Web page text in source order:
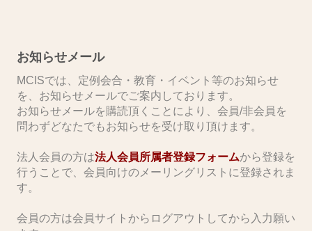
お知らせメール
MCISでは、定例会合・教育・イベント等のお知らせ
を、お知らせメールでご案内しております。
お知らせメールを購読頂くことにより、会員/非会員を
問わずどなたでもお知らせを受け取り頂けます。
​法人会員の方は法人会員所属者登録フォームから登録を
行うことで、会員向けのメーリングリストに登録されま
す。
会員の方は会員サイトからログアウトしてから入力願い